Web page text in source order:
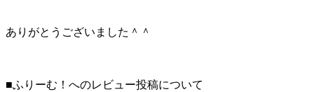
ありがとうございました＾＾
■ふりーむ！へのレビュー投稿について